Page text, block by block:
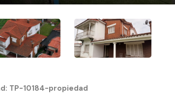
TP-10184-propiedad